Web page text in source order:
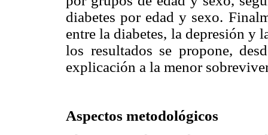
diabetes por edad y sexo.
entre la diabetes, la depresión y
los resultados se propone,
explicación a la menor
Aspectos metodológicos